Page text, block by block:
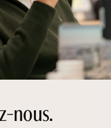
nous.